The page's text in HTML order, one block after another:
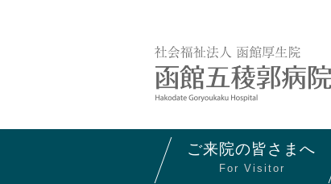
ご来院の皆さまへ
For Visitor